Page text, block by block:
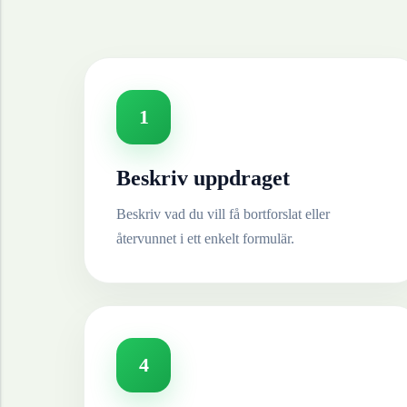
1
Beskriv uppdraget
Beskriv vad du vill få bortforslat eller
återvunnet i ett enkelt formulär.
4